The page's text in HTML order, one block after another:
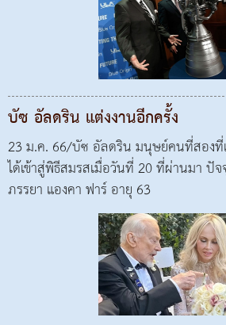
บัซ อัลดริน แต่งงานอีกครั้ง
23 ม.ค. 66/บัซ อัลดริน มนุษย์คนที่สองที่
ได้เข้าสู่พิธีสมรสเมื่อวันที่ 20 ที่ผ่านมา ปั
ภรรยา แองคา ฟาร์ อายุ 63